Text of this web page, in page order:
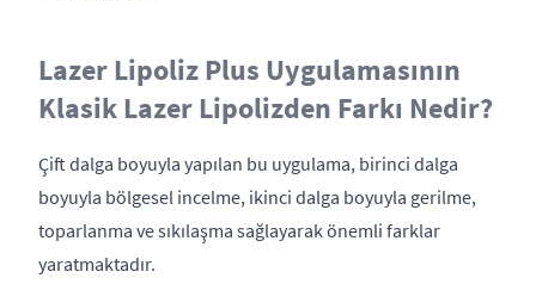
Lazer Lipoliz Plus Uygulamasının
Klasik Lazer Lipolizden Farkı Nedir?
Çift dalga boyuyla yapılan bu uygulama, birinci dalga
boyuyla bölgesel incelme, ikinci dalga boyuyla gerilme,
toparlanma ve sıkılaşma sağlayarak önemli farklar
yaratmaktadır.